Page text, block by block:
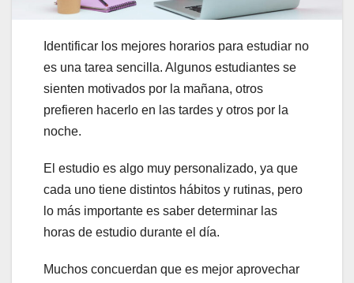
Identificar los mejores horarios para estudiar no
es una tarea sencilla. Algunos estudiantes se
sienten motivados por la mañana, otros
prefieren hacerlo en las tardes y otros por la
noche.
El estudio es algo muy personalizado, ya que
cada uno tiene distintos hábitos y rutinas, pero
lo más importante es saber determinar las
horas de estudio durante el día.
Muchos concuerdan que es mejor aprovechar